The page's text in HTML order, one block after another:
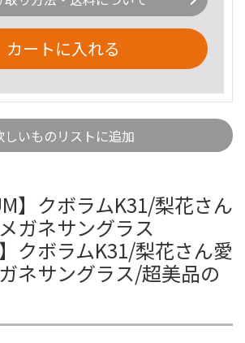
カートに入れる
しいものリストに追加
】クボラムK31/梨花さん
ガネサングラス
クボラムK31/梨花さん愛
ネサングラス/超美品の